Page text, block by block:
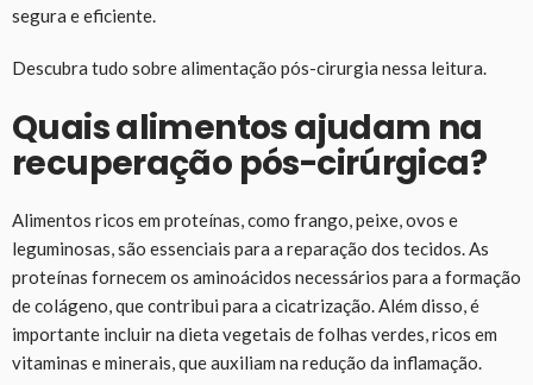
segura e eficiente.
Descubra tudo sobre alimentação pós-cirurgia nessa leitura.
Quais alimentos ajudam na
recuperação pós-cirúrgica?
Alimentos ricos em proteínas, como frango, peixe, ovos e
leguminosas, são essenciais para a reparação dos tecidos. As
proteínas fornecem os aminoácidos necessários para a formação
de colágeno, que contribui para a cicatrização. Além disso, é
importante incluir na dieta vegetais de folhas verdes, ricos em
vitaminas e minerais, que auxiliam na redução da inflamação.